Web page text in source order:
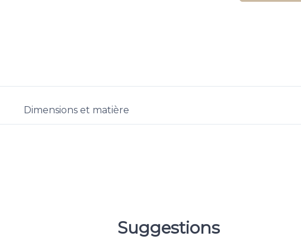
Dimensions et matière
Suggestions